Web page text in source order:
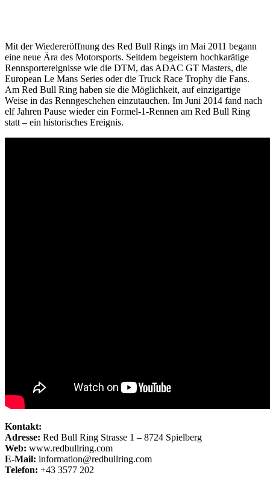
Mit der Wiedereröffnung des Red Bull Rings im Mai 2011 begann
eine neue Ära des Motorsports. Seitdem begeistern hochkarätige
Rennsportereignisse wie die DTM, das ADAC GT Masters, die
European Le Mans Series oder die Truck Race Trophy die Fans.
Am Red Bull Ring haben sie die Möglichkeit, auf einzigartige
Weise in das Renngeschehen einzutauchen. Im Juni 2014 fand nach
elf Jahren Pause wieder ein Formel-1-Rennen am Red Bull Ring
statt – ein historisches Ereignis.
Kontakt:
Adresse: Red Bull Ring Strasse 1 – 8724 Spielberg
Web: www.redbullring.com
E-Mail: information@redbullring.com
Telefon: +43 3577 202